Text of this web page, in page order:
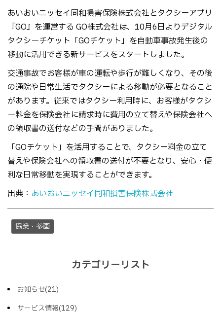
あいおいニッセイ同和損害保険株式会社とタクシーアプリ
『GO』を運営する GO株式会社は、10月6日よりデジタル
タクシーチケット「GOチケット」を自動車事故発生後の
移動に活用できる新サービスをスタートしました。
交通事故でお客様が車の運転や歩行が難しくなり、その後
の通院や日常生活でタクシーによる移動が必要となること
があります。従来ではタクシー利用時に、お客様がタクシ
ー料金を保険会社に請求時に費用の立て替えや保険会社へ
の領収書の送付などの手間がありました。
「GOチケット」を活用することで、タクシー料金の立て
替えや保険会社への領収書の送付が不要となり、安心・便
利な日常移動を実現することができます。
出典： あいおいニッセイ同和損害保険株式会社
協業・参画
カテゴリーリスト
お知らせ(21)
サービス情報(129)